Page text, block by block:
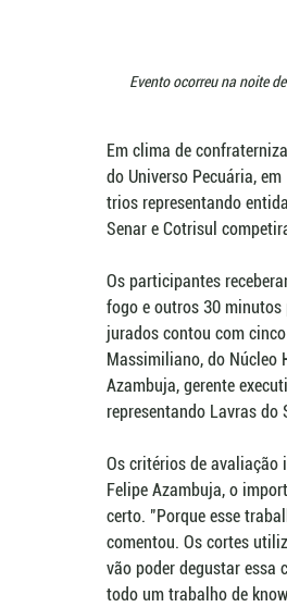
Evento ocorreu na noite
Em clima de
do Universo Pecuária,
trios representando
Senar e Cotrisul
Os participantes
fogo e outros 30
jurados contou com
Massimiliano, do Núcleo
Azambuja, gerente
representando Lavras do
Os critérios de avaliação
Felipe Azambuja, o
certo. "Porque esse
comentou. Os cortes
vão poder degustar essa
todo um trabalho de